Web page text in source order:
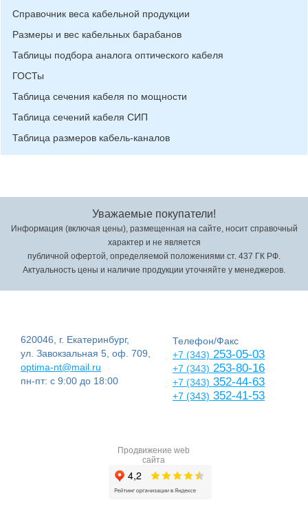
Справочник веса кабельной продукции
Размеры и вес кабельных барабанов
Таблицы подбора аналога оптического кабеля
ГОСТы
Таблица сечения кабеля по мощности
Таблица сечений кабеля СИП
Таблица размеров кабель-каналов
Уважаемые покупатели!
Информация (включая цены), размещенная на сайте, носит справочный
характер и не является
публичной офертой, определяемой положениями ст. 437 ГК РФ.
Актуальность цены и наличие продукции уточняйте у менеджеров.
620046, г. Екатеринбург,
ул. Завокзальная 5, оф. 709,
optima-nt@mail.ru
пн-пт: с 9:00 до 18:00
Телефон/Факс
+7 (343) 253-05-03
+7 (343) 253-80-16
+7 (343) 352-44-63
+7 (343) 352-41-53
Продвижение web
сайта